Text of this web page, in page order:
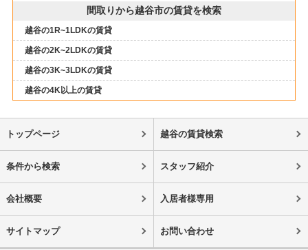
間取りから越谷市の賃貸を検索
越谷の1R~1LDKの賃貸
越谷の2K~2LDKの賃貸
越谷の3K~3LDKの賃貸
越谷の4K以上の賃貸
トップページ 越谷の賃貸検索
条件から検索 スタッフ紹介
会社概要 入居者様専用
サイトマップ お問い合わせ